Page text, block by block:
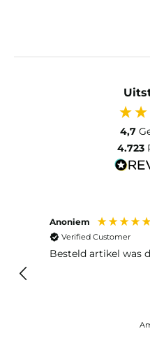
4,7
4.723
Anoniem
Verified Customer
Besteld artikel was